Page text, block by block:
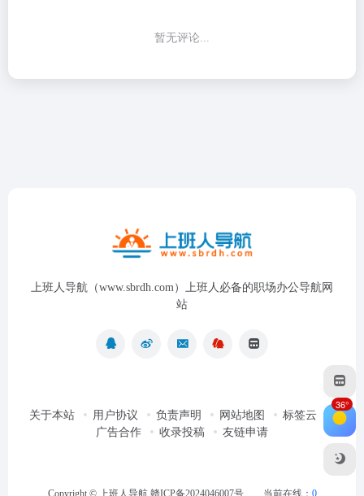
暂无评论...
上班人导航（www.sbrdh.com）上班人必备的职场办公导航网
站
关于本站 用户协议 负责声明 网站地图
标签云
广告合作
收录投稿 友链申请
Copyright © 上班人导航 赣ICP备2024046007号 当前在线： 0
36°